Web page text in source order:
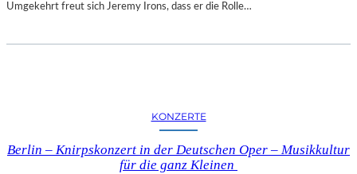
Umgekehrt freut sich Jeremy Irons, dass er die Rolle…
KONZERTE
Berlin – Knirpskonzert in der Deutschen Oper – Musikkultur
für die ganz Kleinen